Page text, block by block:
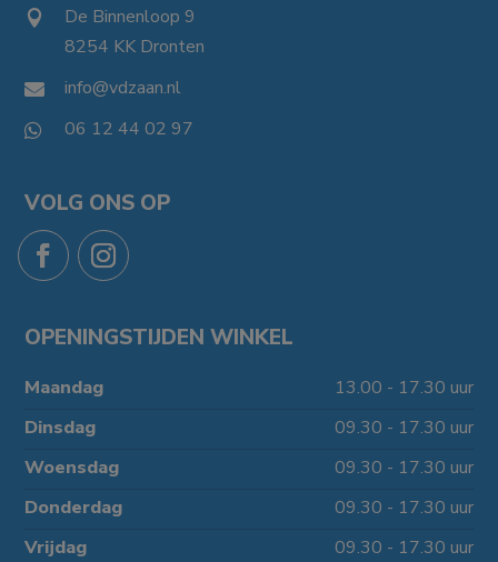
 De Binnenloop 9
8254 KK Dronten
 info@vdzaan.nl
 06 12 44 02 97
VOLG ONS OP
OPENINGSTIJDEN WINKEL
Maandag
13.00 - 17.30 uur
Dinsdag
09.30 - 17.30 uur
Woensdag
09.30 - 17.30 uur
Donderdag
09.30 - 17.30 uur
Vrijdag
09.30 - 17.30 uur